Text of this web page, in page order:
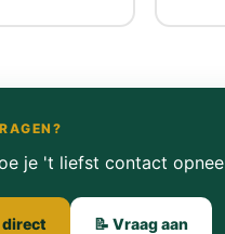
je 't liefst contact
direct 📝 Vraag aan